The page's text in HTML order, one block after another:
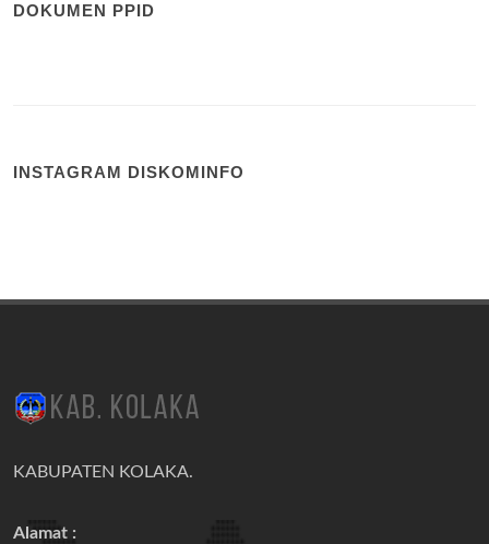
DOKUMEN PPID
INSTAGRAM DISKOMINFO
KABUPATEN KOLAKA.
Alamat :